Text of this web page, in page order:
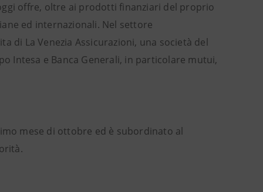
offre, oltre ai prodotti finanziari del proprio
ed internazionali. Nel settore
di La Venezia Assicurazioni, una società del
Intesa e Banca Generali, in particolare mutui,
mese di ottobre ed è subordinato al